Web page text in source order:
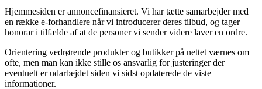
Hjemmesiden er annoncefinansieret. Vi har tætte samarbejder med
en række e-forhandlere når vi introducerer deres tilbud, og tager
honorar i tilfælde af at de personer vi sender videre laver en ordre.
Orientering vedrørende produkter og butikker på nettet værnes om
ofte, men man kan ikke stille os ansvarlig for justeringer der
eventuelt er udarbejdet siden vi sidst opdaterede de viste
informationer.